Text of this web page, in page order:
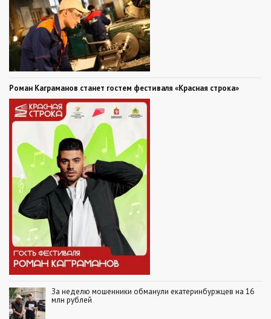
Роман Каграманов станет гостем фестиваля «Красная строка»
За неделю мошенники обманули екатеринбуржцев на 16
млн рублей